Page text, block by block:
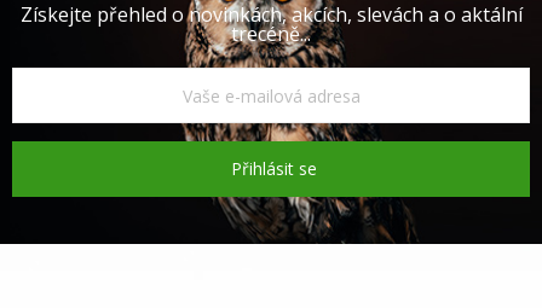
Získejte přehled o novinkách, akcích, slevách a o aktální
trecéně...
Přihlásit se